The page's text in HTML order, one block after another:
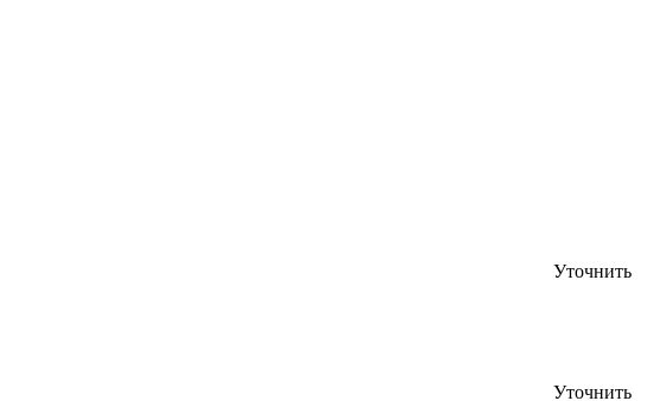
Уточнить
Уточнить